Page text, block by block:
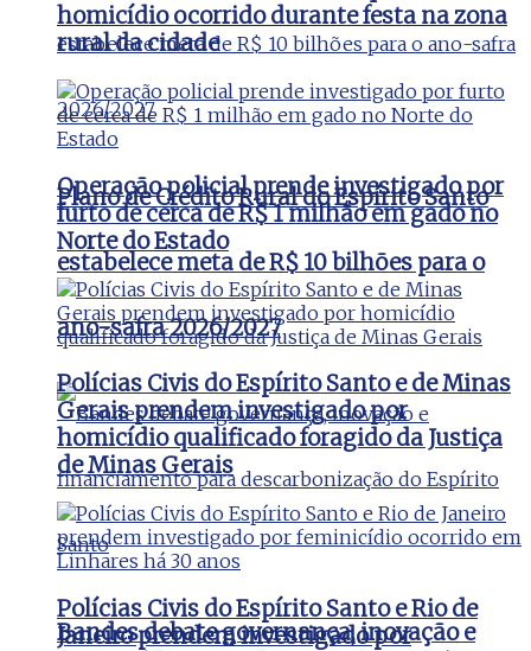
Plano de Crédito Rural do Espírito Santo
estabelece meta de R$ 10 bilhões para o
ano-safra 2026/2027
Bandes debate governança, inovação e
homicídio ocorrido durante festa na zona
rural da cidade
Operação policial prende investigado por
furto de cerca de R$ 1 milhão em gado no
Norte do Estado
Polícias Civis do Espírito Santo e de Minas
Gerais prendem investigado por
homicídio qualificado foragido da Justiça
de Minas Gerais
Polícias Civis do Espírito Santo e Rio de
Janeiro prendem investigado por